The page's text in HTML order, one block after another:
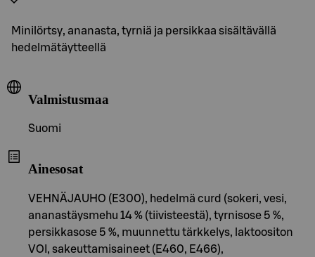
Minilörtsy, ananasta, tyrniä ja persikkaa sisältävällä
hedelmätäytteellä
Valmistusmaa
Suomi
Ainesosat
VEHNÄJAUHO (E300), hedelmä curd (sokeri, vesi,
ananastäysmehu 14 % (tiivisteestä), tyrnisose 5 %,
persikkasose 5 %, muunnettu tärkkelys, laktoositon
VOI, sakeuttamisaineet (E460, E466),